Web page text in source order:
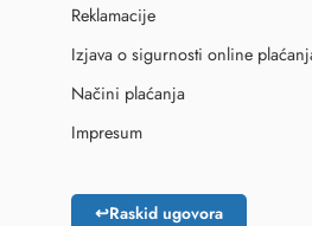
Reklamacije
Izjava o sigurnosti online
Načini plaćanja
Impresum
↩Raskid ugovora